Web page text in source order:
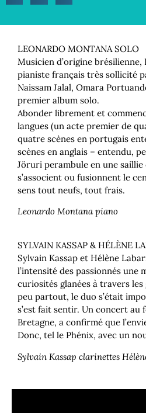
LEONARDO MONTANA SOLO
Musicien d’origine
pianiste français très sollicité
Naissam Jalal, Omara
premier album solo.
Abonder librement et
langues (un acte premier de
quatre scènes en portugais
scènes en anglais – entendu,
Jöruri perambule en une saillie
s’associent ou fusionnent le
sens tout neufs, tout frais.
Leonardo Montana piano
SYLVAIN KASSAP & HÉLÈNE
Sylvain Kassap et Hélène
l’intensité des passionnés
curiosités glanées à travers
peu partout, le duo s’était
s’est fait sentir. Un concert
Bretagne, a confirmé que
Donc, tel le Phénix, avec un
Sylvain Kassap clarinettes